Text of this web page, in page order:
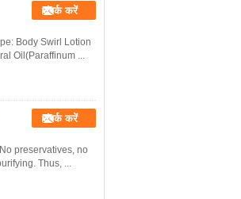
संपर्क करें
Body Swirl Lotion
Oil(Paraffinum ...
संपर्क करें
preservatives, no
Thus, ...